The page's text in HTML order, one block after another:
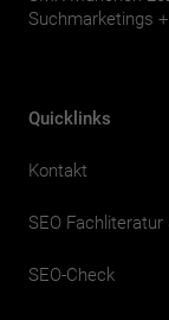
Suchmarketings
Quicklinks
Kontakt
SEO Fachliteratur
SEO-Check